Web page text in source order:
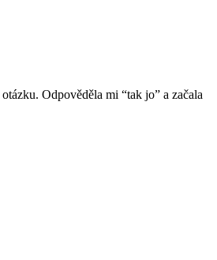
Odpověděla mi “tak jo” a začala